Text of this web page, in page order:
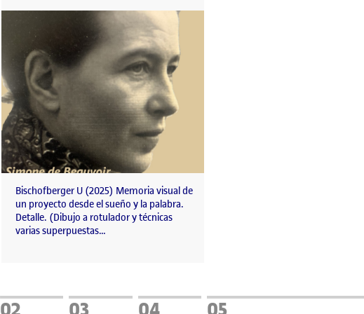
Bischofberger U (2025) Memoria visual de
un proyecto desde el sueño y la palabra.
Detalle. (Dibujo a rotulador y técnicas
varias superpuestas…
Pàgina
02 Pàgina
03 Pàgina
04 Pàgina
05